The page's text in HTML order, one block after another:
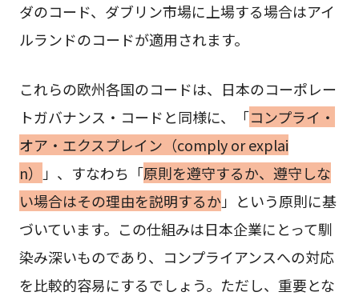
ダのコード、ダブリン市場に上場する場合はアイ
ルランドのコードが適用されます。
これらの欧州各国のコードは、日本のコーポレー
トガバナンス・コードと同様に、「コンプライ・
オア・エクスプレイン（comply or explai
n）
」、すなわち「原則を遵守するか、遵守しな
い場合はその理由を説明するか 」という原則に基
づいています。この仕組みは日本企業にとって馴
染み深いものであり、コンプライアンスへの対応
を比較的容易にするでしょう。ただし、重要とな